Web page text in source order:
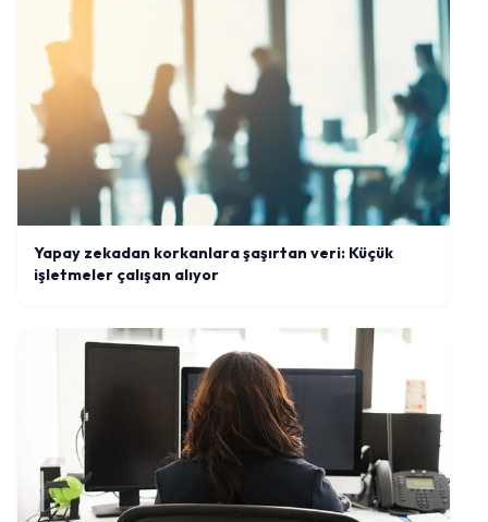
Yapay zekadan korkanlara şaşırtan veri: Küçük
işletmeler çalışan alıyor